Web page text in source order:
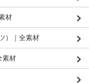
材
）｜全素材
素材